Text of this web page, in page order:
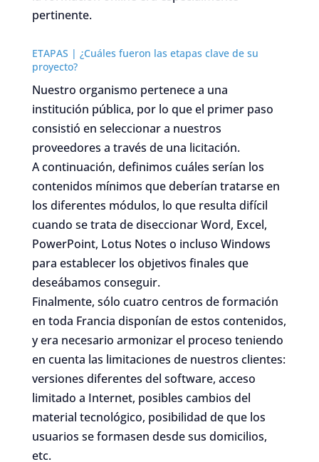
pertinente.
ETAPAS | ¿Cuáles fueron las etapas clave de su
proyecto?
Nuestro organismo pertenece a una
institución pública, por lo que el primer paso
consistió en seleccionar a nuestros
proveedores a través de una licitación.
A continuación, definimos cuáles serían los
contenidos mínimos que deberían tratarse en
los diferentes módulos, lo que resulta difícil
cuando se trata de diseccionar Word, Excel,
PowerPoint, Lotus Notes o incluso Windows
para establecer los objetivos finales que
deseábamos conseguir.
Finalmente, sólo cuatro centros de formación
en toda Francia disponían de estos contenidos,
y era necesario armonizar el proceso teniendo
en cuenta las limitaciones de nuestros clientes:
versiones diferentes del software, acceso
limitado a Internet, posibles cambios del
material tecnológico, posibilidad de que los
usuarios se formasen desde sus domicilios,
etc.